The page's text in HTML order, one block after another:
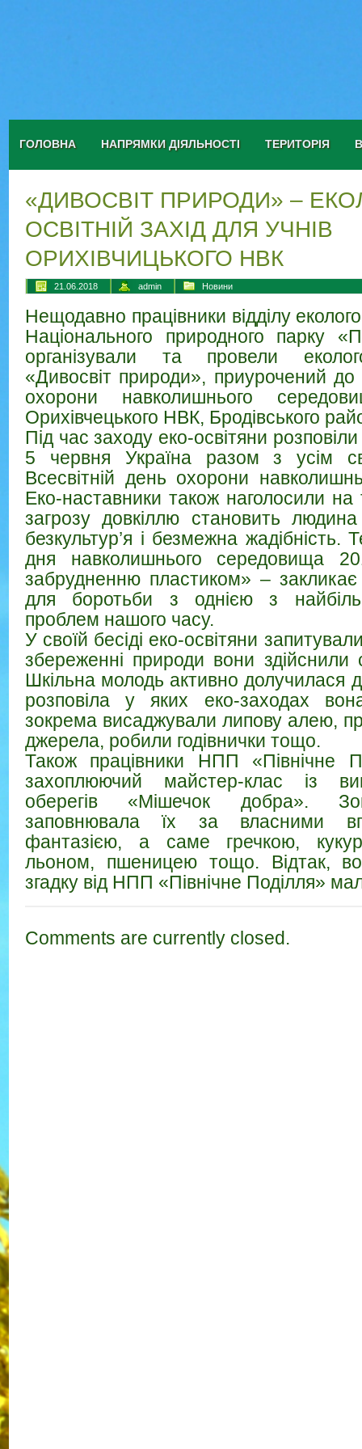
ГОЛОВНА НАПРЯМКИ ДІЯЛЬНОСТІ ТЕРИТОРІЯ
«ДИВОСВІТ ПРИРОДИ» –
ОСВІТНІЙ ЗАХІД ДЛЯ УЧНІВ
ОРИХІВЧИЦЬКОГО НВК
21.06.2018 admin Новини
Нещодавно працівники відділу
Національного природного парку
організували та провели
«Дивосвіт природи», приурочений до
охорони навколишнього
Орихівчецького НВК, Бродівського
Під час заходу еко-освітяни
5 червня Україна разом з усім
Всесвітній день охорони
Еко-наставники також наголосили
загрозу довкіллю становить
безкультур’я і безмежна жадібність.
дня навколишнього середовища
забрудненню пластиком» – закликає
для боротьби з однією з
проблем нашого часу.
У своїй бесіді еко-освітяни
збереженні природи вони здійснили
Шкільна молодь активно долучилася
розповіла у яких еко-заходах
зокрема висаджували липову алею,
джерела, робили годівнички тощо.
Також працівники НПП «Північне
захоплюючий майстер-клас із
оберегів «Мішечок добра».
заповнювала їх за власними
фантазією, а саме гречкою,
льоном, пшеницею тощо. Відтак,
згадку від НПП «Північне Поділля»
Comments are currently closed.